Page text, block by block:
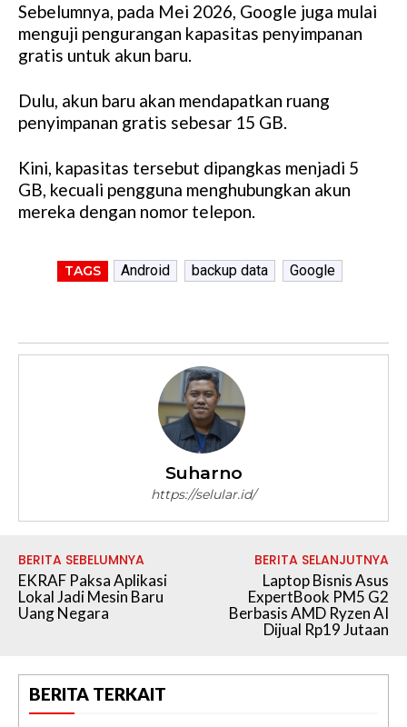
Sebelumnya, pada Mei 2026, Google juga mulai
menguji pengurangan kapasitas penyimpanan
gratis untuk akun baru.
Dulu, akun baru akan mendapatkan ruang
penyimpanan gratis sebesar 15 GB.
Kini, kapasitas tersebut dipangkas menjadi 5
GB, kecuali pengguna menghubungkan akun
mereka dengan nomor telepon.
TAGS Android backup data Google
Suharno
https://selular.id/
BERITA SEBELUMNYA
EKRAF Paksa Aplikasi
Lokal Jadi Mesin Baru
Uang Negara
BERITA SELANJUTNYA
Laptop Bisnis Asus
ExpertBook PM5 G2
Berbasis AMD Ryzen AI
Dijual Rp19 Jutaan
BERITA TERKAIT